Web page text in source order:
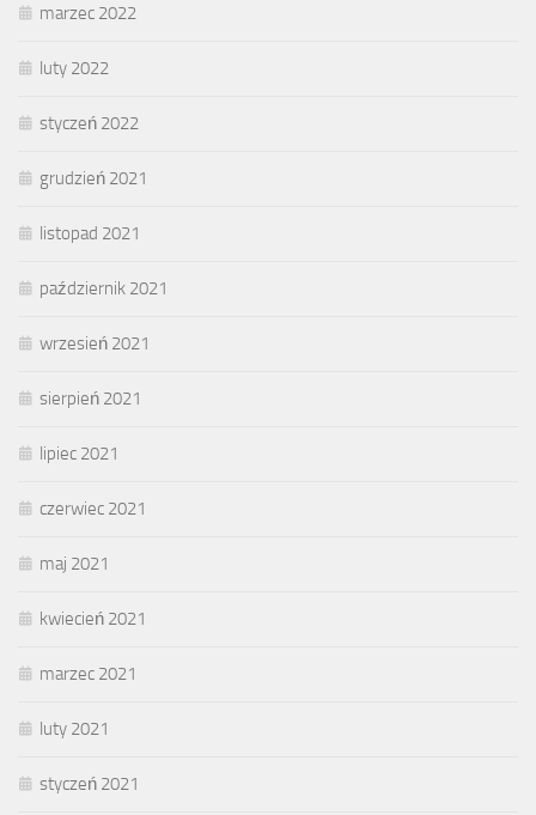
marzec 2022
luty 2022
styczeń 2022
grudzień 2021
listopad 2021
październik 2021
wrzesień 2021
sierpień 2021
lipiec 2021
czerwiec 2021
maj 2021
kwiecień 2021
marzec 2021
luty 2021
styczeń 2021